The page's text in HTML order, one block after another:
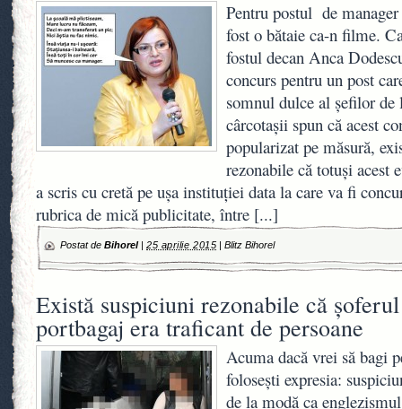
Pentru postul de
fost o bătaie ca-n filme.
fostul decan Anca
concurs pentru un post
somnul dulce al şefilor
cârcotaşii spun că acest
popularizat pe măsură,
rezonabile că totuşi acest
a scris cu cretă pe uşa instituţiei data la care va fi
rubrica de mică publicitate, între [...]
Postat de Bihorel| 25 aprilie 2015 |Blitz Bihorel
Există suspiciuni rezonabile că
portbagaj era traficant de persoane
Acuma dacă vrei să bagi
foloseşti expresia:
de la modă ca